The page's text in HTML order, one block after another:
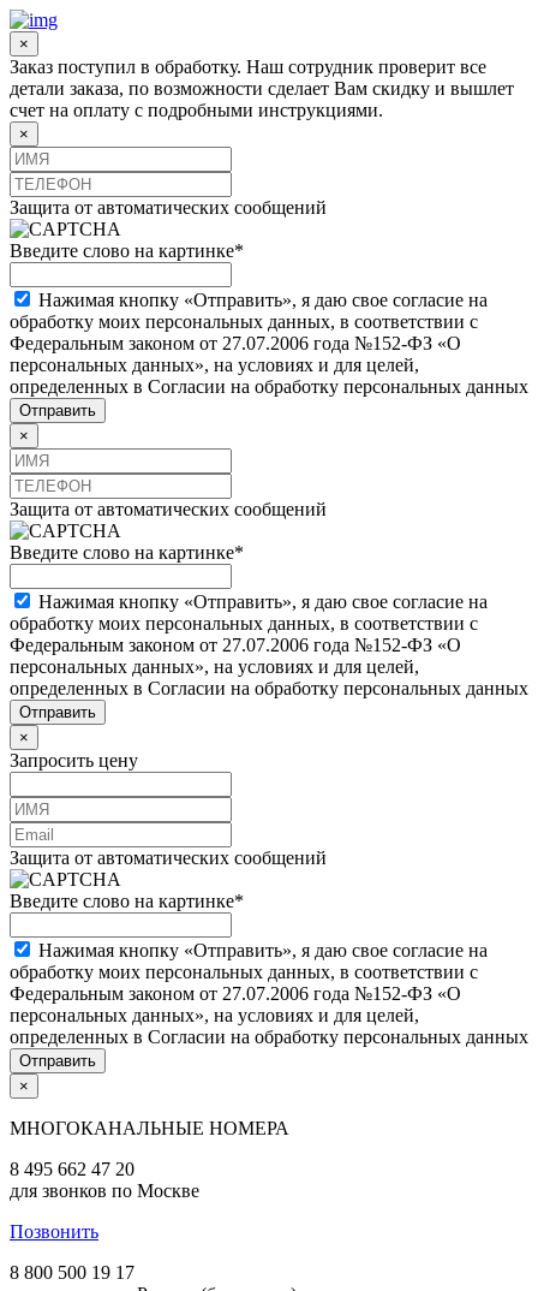
×
Заказ поступил в обработку. Наш сотрудник проверит все
детали заказа, по возможности сделает Вам скидку и вышлет
счет на оплату с подробными инструкциями.
×
Защита от автоматических сообщений
Введите слово на картинке*
Нажимая кнопку «Отправить», я даю свое согласие на
обработку моих персональных данных, в соответствии с
Федеральным законом от 27.07.2006 года №152-ФЗ «О
персональных данных», на условиях и для целей,
определенных в Согласии на обработку персональных данных
×
Защита от автоматических сообщений
Введите слово на картинке*
Нажимая кнопку «Отправить», я даю свое согласие на
обработку моих персональных данных, в соответствии с
Федеральным законом от 27.07.2006 года №152-ФЗ «О
персональных данных», на условиях и для целей,
определенных в Согласии на обработку персональных данных
×
Запросить цену
Защита от автоматических сообщений
Введите слово на картинке*
Нажимая кнопку «Отправить», я даю свое согласие на
обработку моих персональных данных, в соответствии с
Федеральным законом от 27.07.2006 года №152-ФЗ «О
персональных данных», на условиях и для целей,
определенных в Согласии на обработку персональных данных
×
МНОГОКАНАЛЬНЫЕ НОМЕРА
8 495 662 47 20
для звонков по Москве
Позвонить
8 800 500 19 17